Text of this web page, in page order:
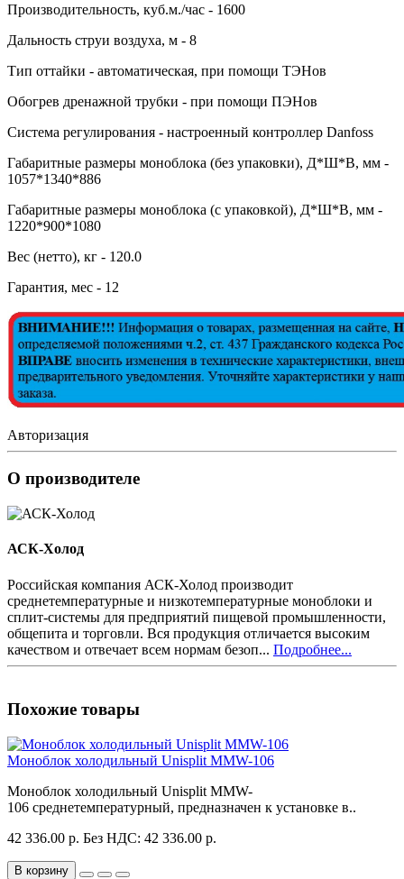
Производительность, куб.м./час - 1600
Дальность струи воздуха, м - 8
Тип оттайки - автоматическая, при помощи ТЭНов
Обогрев дренажной трубки - при помощи ПЭНов
Система регулирования - настроенный контроллер Danfoss
Габаритные размеры моноблока (без упаковки), Д*Ш*В, мм -
1057*1340*886
Габаритные размеры моноблока (с упаковкой), Д*Ш*В, мм -
1220*900*1080
Вес (нетто), кг - 120.0
Гарантия, мес - 12
Авторизация
О производителе
АСК-Холод
Российская компания АСК-Холод производит
среднетемпературные и низкотемпературные моноблоки и
сплит-системы для предприятий пищевой промышленности,
общепита и торговли. Вся продукция отличается высоким
качеством и отвечает всем нормам безоп... Подробнее...
Похожие товары
Моноблок холодильный Unisplit MMW-106
Моноблок холодильный Unisplit MMW-
106 среднетемпературный, предназначен к установке в..
42 336.00 р. Без НДС: 42 336.00 р.
В корзину